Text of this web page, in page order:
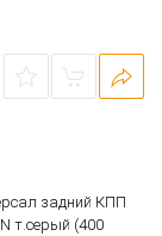
задний КПП
т.серый (400